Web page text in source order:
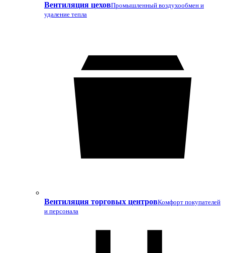
Вентиляция цеховПромышленный воздухообмен и
удаление тепла
Вентиляция торговых центровКомфорт покупателей
и персонала